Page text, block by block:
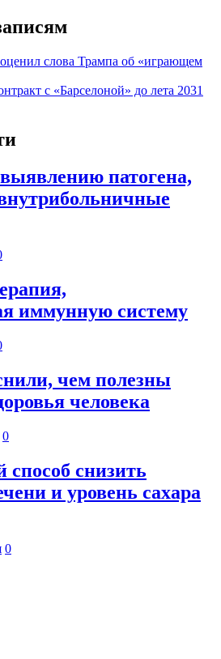
слова Трампа об «играющем
с «Барселоной» до лета 2031
патогена,
иммунную систему
чем полезны
человека
0
способ снизить
и уровень сахара
0